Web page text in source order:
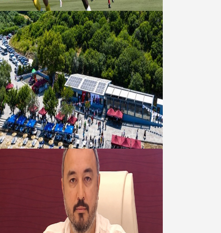
08 Ağustos 2026
Bandırma Belediyesinden
Şirinçavuş’a hayat veren tesis
08 Ağustos 2026